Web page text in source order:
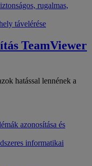
rugalmas,
távelérése
TeamViewer
hatással lennének a
azonosítása és
informatikai